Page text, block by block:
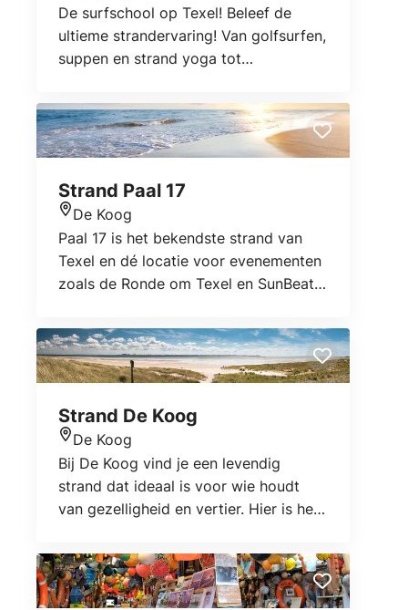
De surfschool op Texel! Beleef de
ultieme strandervaring! Van golfsurfen,
suppen en strand yoga tot
verhuur – wij bieden alles voor een
actieve en ontspannen dag op Texel.
Strand Paal 17
Locatie
De Koog
Paal 17 is het bekendste strand van
Texel en dé locatie voor evenementen
zoals de Ronde om Texel en SunBeats
Strand De Koog
Locatie
De Koog
Bij De Koog vind je een levendig
strand dat ideaal is voor wie houdt
van gezelligheid en vertier. Hier is het
bereikbaar.